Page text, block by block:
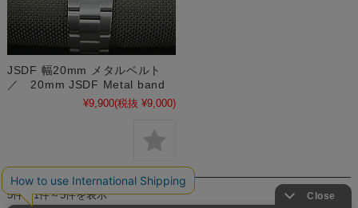
JSDF 幅20mm メタルベルト
／ 20mm JSDF Metal band
¥9,900(税抜 ¥9,000)
5件中1件～5件を表示